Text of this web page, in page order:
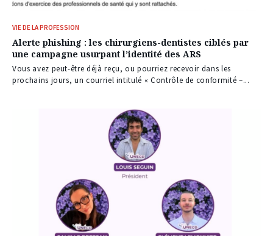
VIE DE LA PROFESSION
Alerte phishing : les chirurgiens-dentistes ciblés par
une campagne usurpant l’identité des ARS
Vous avez peut-être déjà reçu, ou pourriez recevoir dans les
prochains jours, un courriel intitulé « Contrôle de conformité –...